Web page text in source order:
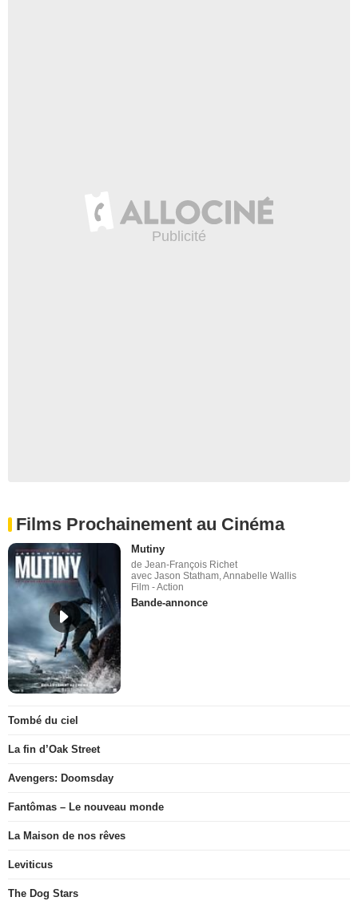
Films Prochainement au Cinéma
Mutiny
de Jean-François Richet
avec Jason Statham, Annabelle Wallis
Film - Action
Bande-annonce
Tombé du ciel
La fin d’Oak Street
Avengers: Doomsday
Fantômas – Le nouveau monde
La Maison de nos rêves
Leviticus
The Dog Stars